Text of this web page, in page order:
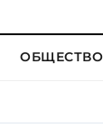
ОБЩЕСТВО